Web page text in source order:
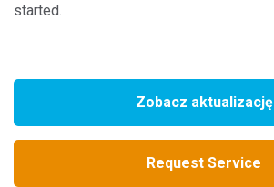
started.
Zobacz aktualizację
Request Service